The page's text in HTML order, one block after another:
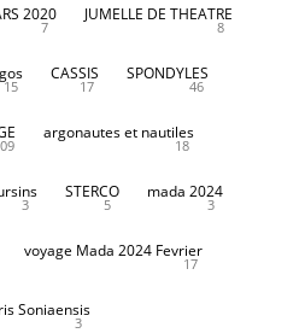
2020
7
JUMELLE DE THEATRE
8
15
CASSIS
17
SPONDYLES
46
argonautes et nautiles
18
3
STERCO
5
mada 2024
3
voyage Mada 2024 Fevrier
17
Soniaensis
3